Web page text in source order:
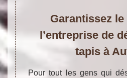
Garantissez
l’entreprise de
tapis à
Pour tout les gens qui